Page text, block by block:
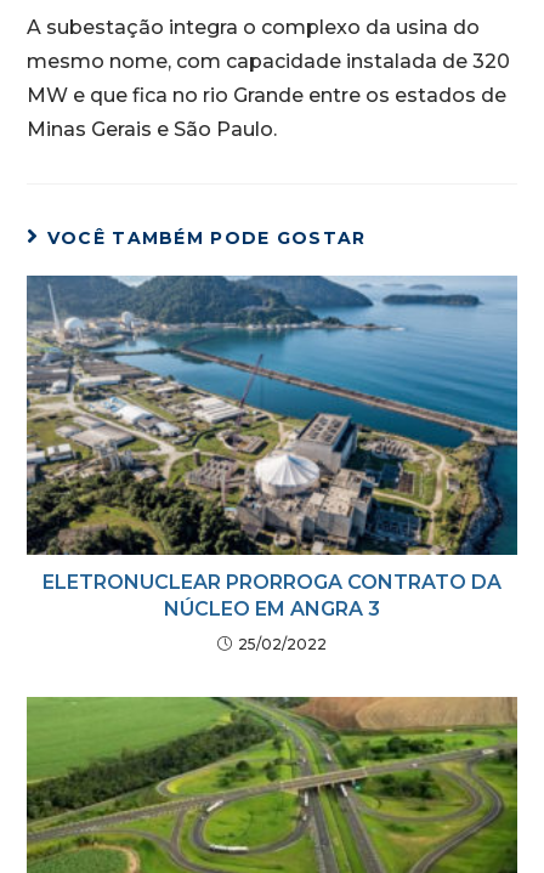
A subestação integra o complexo da usina do
mesmo nome, com capacidade instalada de 320
MW e que fica no rio Grande entre os estados de
Minas Gerais e São Paulo.
VOCÊ TAMBÉM PODE GOSTAR
ELETRONUCLEAR PRORROGA CONTRATO DA
NÚCLEO EM ANGRA 3
25/02/2022